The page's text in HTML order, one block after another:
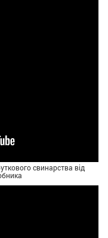
свинарства від